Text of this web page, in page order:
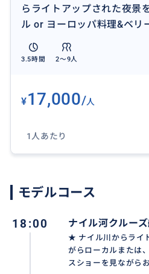
スーフィダンス＆ベリーダン
おすすめ
らライトアップされた夜景
ル or ヨーロッパ料理&ベリ
3.5時間 2〜9人
¥17,000/人
1人あたり
モデルコース
18:00 ナイル河クルー
★ ナイル川からライ
がらローカルまたは
スショーを見ながら